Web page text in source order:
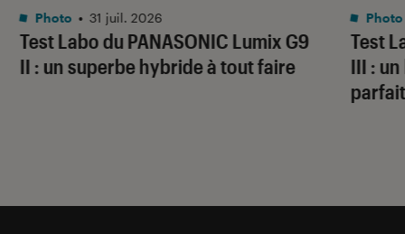
Test Labo du PANASONIC Lumix G9
II : un superbe hybride à tout faire
Noté 5 étoiles sur 5
Photo • 31 juil. 2026
Test
III :
Photo